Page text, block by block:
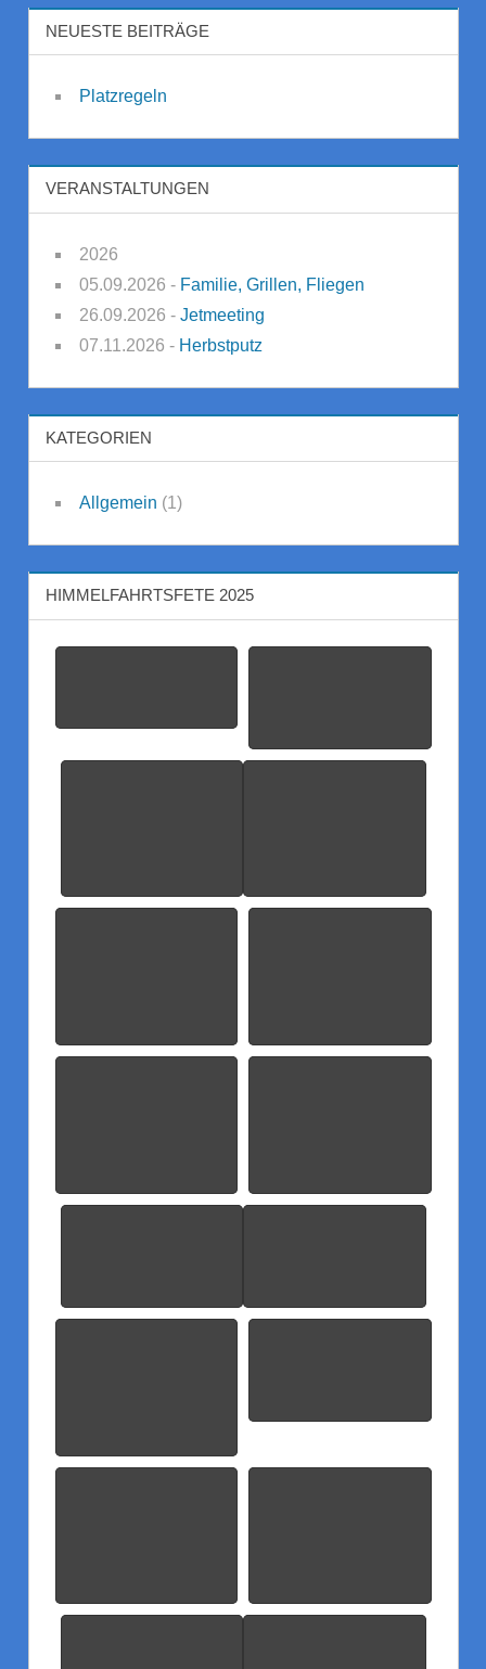
NEUESTE BEITRÄGE
Platzregeln
VERANSTALTUNGEN
2026
05.09.2026 - Familie, Grillen, Fliegen
26.09.2026 - Jetmeeting
07.11.2026 - Herbstputz
KATEGORIEN
Allgemein (1)
HIMMELFAHRTSFETE 2025